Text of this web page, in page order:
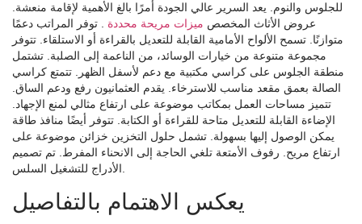
للجلوس والنوم. يعد السرير عالي الجودة أمرًا بالغ الأهمية لإقامة منعشة.
عروض الأثاث المخصص ميزات مريحة محددة
. توفر المراتب دعمًا
متوازنًا. تسمح الألواح الأمامية القابلة للتعديل بالقراءة أو الاستلقاء. تتوفر
مجموعة متنوعة من خيارات الوسائد، من الناعمة إلى الصلبة. تشتمل
منطقة الجلوس على كراسي مكتبية مع دعم لأسفل الظهر. تتمتع كراسي
الصالة بعمق مقعد مناسب للاسترخاء. يقدم العثمانيون رفع ودعم الساق.
تتميز مساحات العمل بمكاتب موضوعة على ارتفاع مثالي لمنع الإجهاد.
الإضاءة القابلة للتعديل متاحة للقراءة أو الكتابة. تتوفر أيضًا منافذ طاقة
يمكن الوصول إليها بسهولة. تشمل حلول التخزين خزائن موضوعة على
ارتفاع مريح. رفوف الأمتعة تلغي الحاجة إلى الانحناء المفرط. تم تصميم
يعكس الاهتمام بالتفاصيل